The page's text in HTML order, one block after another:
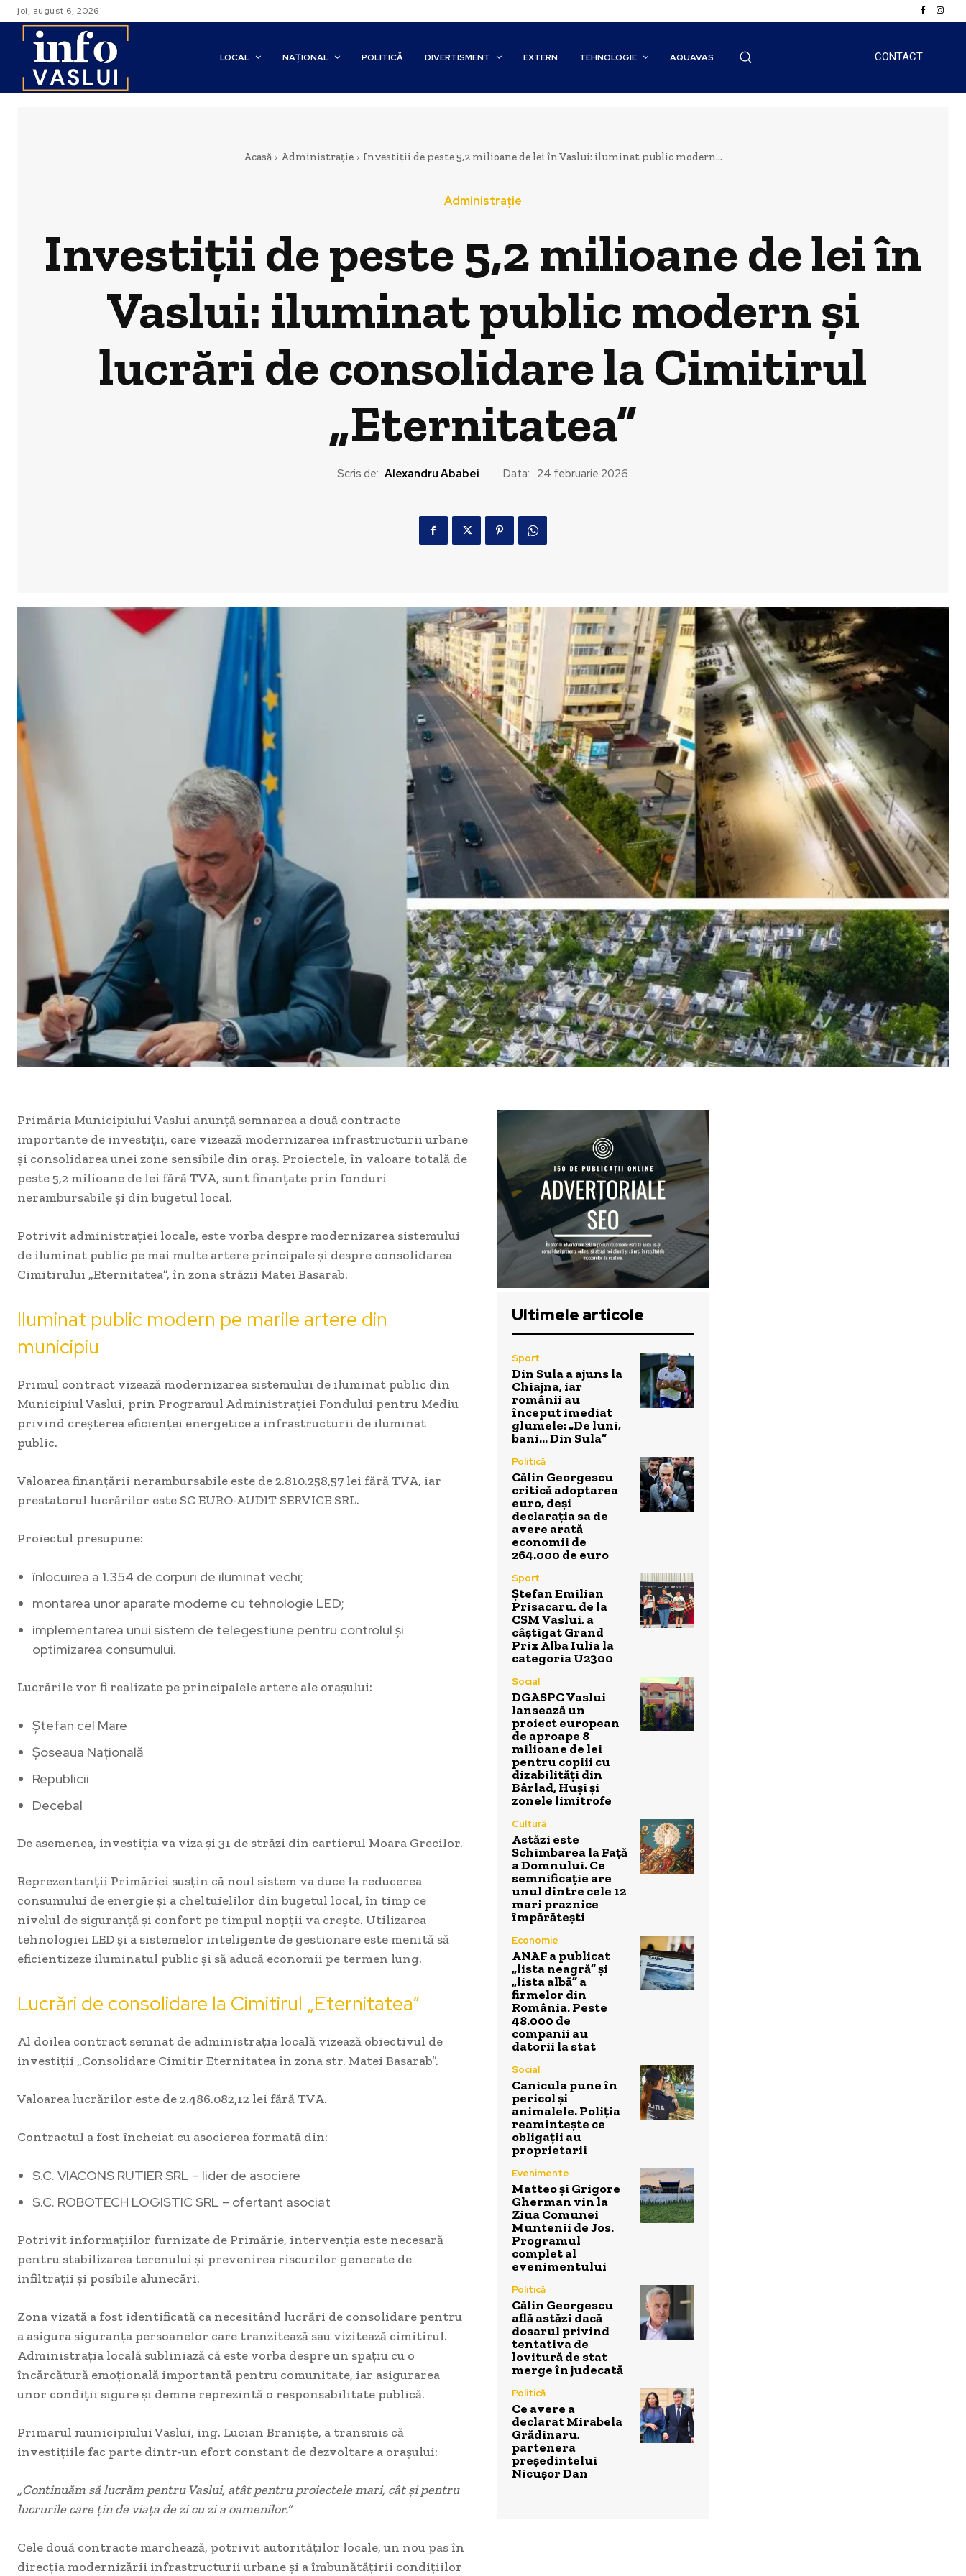
joi, august 6, 2026
LOCAL NAȚIONAL POLITICĂ DIVERTISMENT EXTERN TEHNOLOGIE AQUAVAS CONTACT
Acasă Administrație Investiții de peste 5,2 milioane de lei în Vaslui: iluminat public modern...
Administrație
Investiții de peste 5,2 milioane de lei în
Vaslui: iluminat public modern și
lucrări de consolidare la Cimitirul
„Eternitatea”
Scris de: Alexandru Ababei Data: 24 februarie 2026
Primăria Municipiului Vaslui anunță semnarea a două contracte
importante de investiții, care vizează modernizarea infrastructurii urbane
și consolidarea unei zone sensibile din oraș. Proiectele, în valoare totală de
peste 5,2 milioane de lei fără TVA, sunt finanțate prin fonduri
nerambursabile și din bugetul local.
Potrivit administrației locale, este vorba despre modernizarea sistemului
de iluminat public pe mai multe artere principale și despre consolidarea
Cimitirului „Eternitatea”, în zona străzii Matei Basarab.
Iluminat public modern pe marile artere din
municipiu
Primul contract vizează modernizarea sistemului de iluminat public din
Municipiul Vaslui, prin Programul Administrației Fondului pentru Mediu
privind creșterea eficienței energetice a infrastructurii de iluminat
public.
Valoarea finanțării nerambursabile este de 2.810.258,57 lei fără TVA, iar
prestatorul lucrărilor este SC EURO-AUDIT SERVICE SRL.
Proiectul presupune:
înlocuirea a 1.354 de corpuri de iluminat vechi;
montarea unor aparate moderne cu tehnologie LED;
implementarea unui sistem de telegestiune pentru controlul și
optimizarea consumului.
Lucrările vor fi realizate pe principalele artere ale orașului:
Ștefan cel Mare
Șoseaua Națională
Republicii
Decebal
De asemenea, investiția va viza și 31 de străzi din cartierul Moara Grecilor.
Reprezentanții Primăriei susțin că noul sistem va duce la reducerea
consumului de energie și a cheltuielilor din bugetul local, în timp ce
nivelul de siguranță și confort pe timpul nopții va crește. Utilizarea
tehnologiei LED și a sistemelor inteligente de gestionare este menită să
eficientizeze iluminatul public și să aducă economii pe termen lung.
Lucrări de consolidare la Cimitirul „Eternitatea”
Al doilea contract semnat de administrația locală vizează obiectivul de
investiții „Consolidare Cimitir Eternitatea în zona str. Matei Basarab”.
Valoarea lucrărilor este de 2.486.082,12 lei fără TVA.
Contractul a fost încheiat cu asocierea formată din:
S.C. VIACONS RUTIER SRL – lider de asociere
S.C. ROBOTECH LOGISTIC SRL – ofertant asociat
Potrivit informațiilor furnizate de Primărie, intervenția este necesară
pentru stabilizarea terenului și prevenirea riscurilor generate de
infiltrații și posibile alunecări.
Zona vizată a fost identificată ca necesitând lucrări de consolidare pentru
a asigura siguranța persoanelor care tranzitează sau vizitează cimitirul.
Administrația locală subliniază că este vorba despre un spațiu cu o
încărcătură emoțională importantă pentru comunitate, iar asigurarea
unor condiții sigure și demne reprezintă o responsabilitate publică.
Primarul municipiului Vaslui, ing. Lucian Braniște, a transmis că
investițiile fac parte dintr-un efort constant de dezvoltare a orașului:
„Continuăm să lucrăm pentru Vaslui, atât pentru proiectele mari, cât și pentru
lucrurile care țin de viața de zi cu zi a oamenilor.”
Cele două contracte marchează, potrivit autorităților locale, un nou pas în
direcția modernizării infrastructurii urbane și a îmbunătățirii condițiilor
Ultimele articole
Sport
Din Sula a ajuns la
Chiajna, iar
românii au
început imediat
glumele: „De luni,
bani… Din Sula”
Politică
Călin Georgescu
critică adoptarea
euro, deși
declarația sa de
avere arată
economii de
264.000 de euro
Sport
Ștefan Emilian
Prisacaru, de la
CSM Vaslui, a
câștigat Grand
Prix Alba Iulia la
categoria U2300
Social
DGASPC Vaslui
lansează un
proiect european
de aproape 8
milioane de lei
pentru copiii cu
dizabilități din
Bârlad, Huși și
zonele limitrofe
Cultură
Astăzi este
Schimbarea la Față
a Domnului. Ce
semnificație are
unul dintre cele 12
mari praznice
împărătești
Economie
ANAF a publicat
„lista neagră” și
„lista albă” a
firmelor din
România. Peste
48.000 de
companii au
datorii la stat
Social
Canicula pune în
pericol și
animalele. Poliția
reamintește ce
obligații au
proprietarii
Evenimente
Matteo și Grigore
Gherman vin la
Ziua Comunei
Muntenii de Jos.
Programul
complet al
evenimentului
Politică
Călin Georgescu
află astăzi dacă
dosarul privind
tentativa de
lovitură de stat
merge în judecată
Politică
Ce avere a
declarat Mirabela
Grădinaru,
partenera
președintelui
Nicușor Dan